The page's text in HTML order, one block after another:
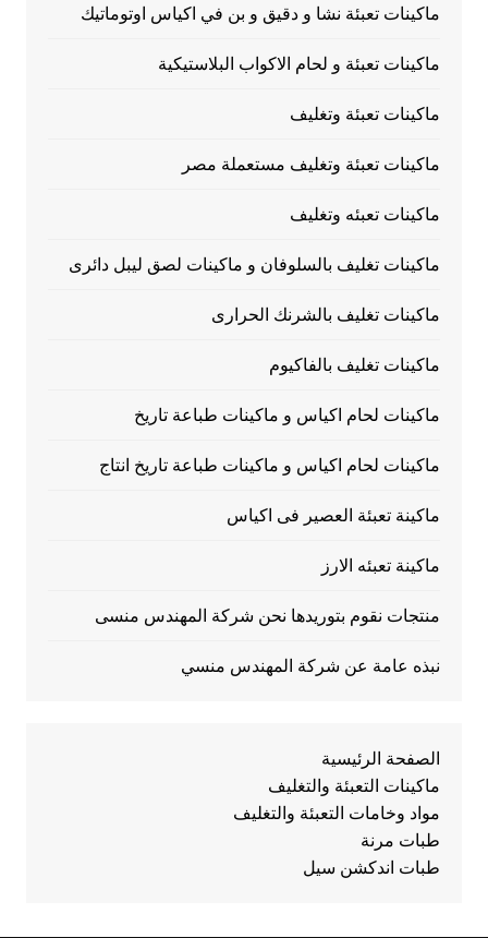
ماكينات تعبئة نشا و دقيق و بن في اكياس اوتوماتيك
ماكينات تعبئة و لحام الاكواب البلاستيكية
ماكينات تعبئة وتغليف
ماكينات تعبئة وتغليف مستعملة مصر
ماكينات تعبئه وتغليف
ماكينات تغليف بالسلوفان و ماكينات لصق ليبل دائرى
ماكينات تغليف بالشرنك الحرارى
ماكينات تغليف بالفاكيوم
ماكينات لحام اكياس و ماكينات طباعة تاريخ
ماكينات لحام اكياس و ماكينات طباعة تاريخ انتاج
ماكينة تعبئة العصير فى اكياس
ماكينة تعبئه الارز
منتجات نقوم بتوريدها نحن شركة المهندس منسى
نبذه عامة عن شركة المهندس منسي
الصفحة الرئيسية
ماكينات التعبئة والتغليف
مواد وخامات التعبئة والتغليف
طبات مرنة
طبات اندكشن سيل